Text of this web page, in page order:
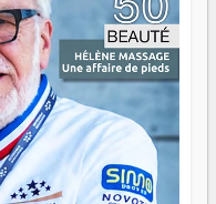
mais aussi vos échecs.
enseignent mieux que
la barque avance.
monde rame dans le